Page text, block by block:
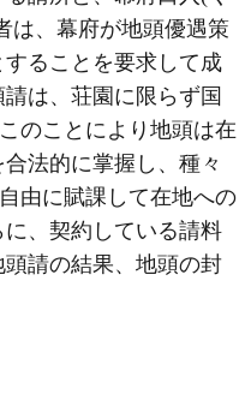
は、幕府が地頭優遇策
ることを要求して成
は、荘園に限らず国
のことにより地頭は在
法的に掌握し、種々
由に賦課して在地への
、契約している請料
請の結果、地頭の封